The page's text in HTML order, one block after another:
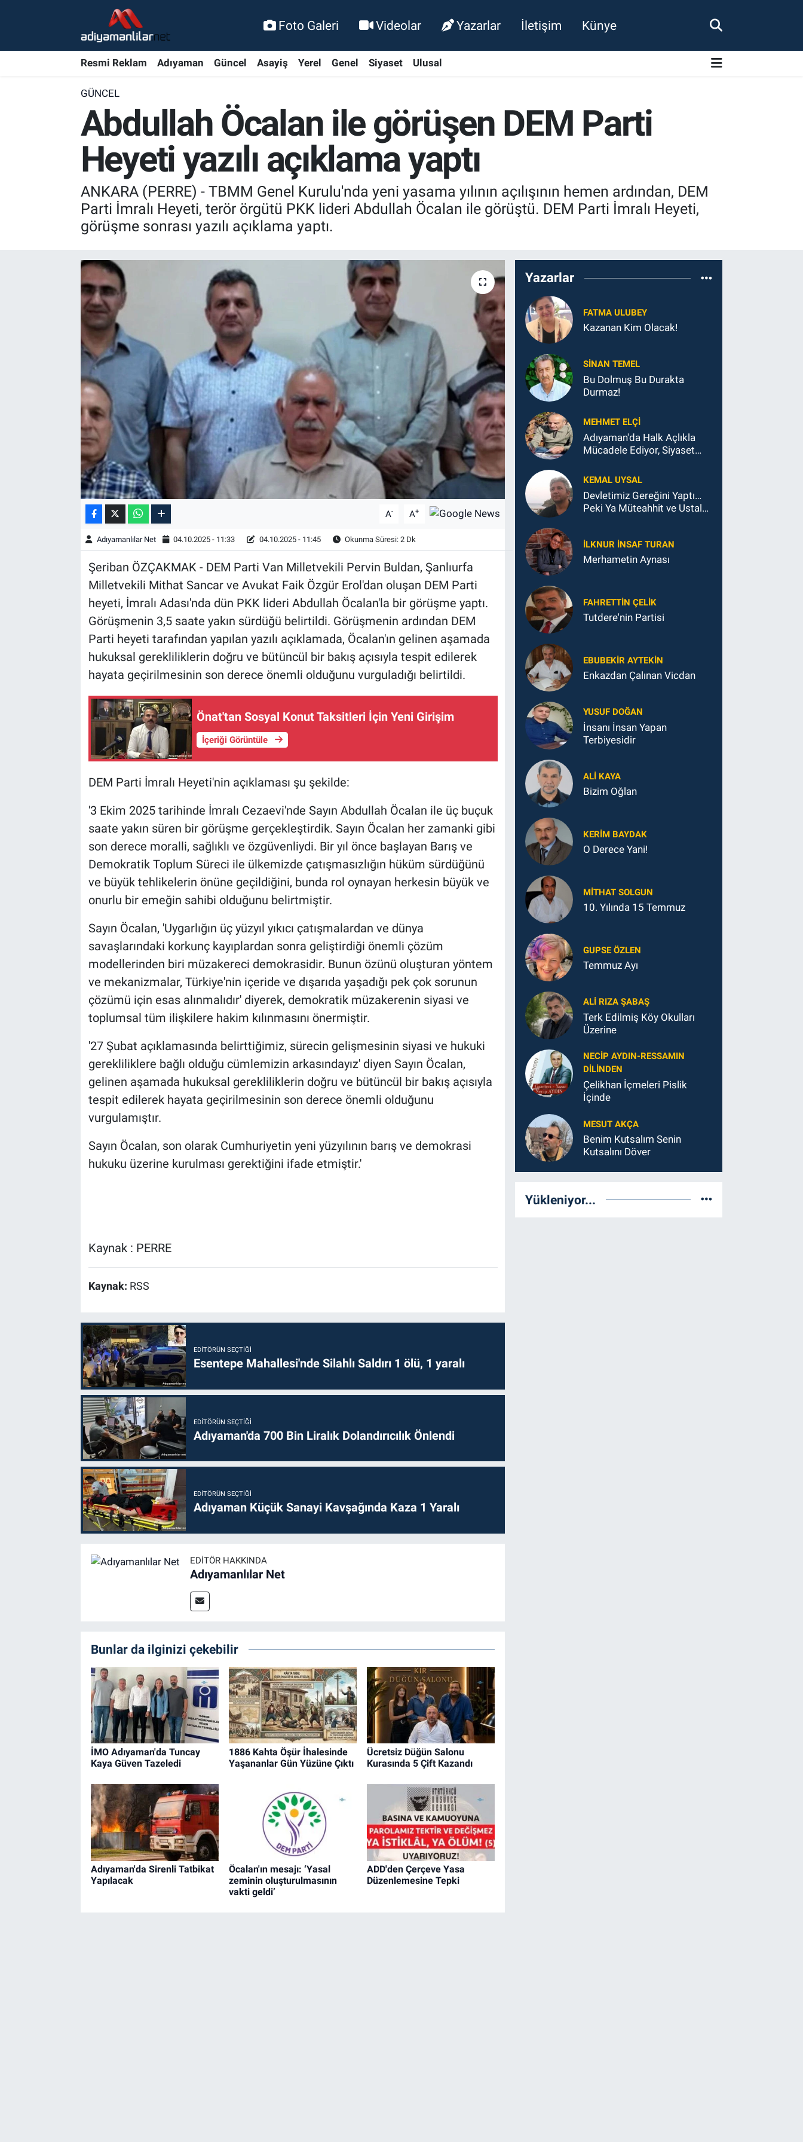
Foto Galeri Videolar Yazarlar İletişim Künye
Resmi Reklam Adıyaman Güncel Asayiş Yerel Genel Siyaset Ulusal
GÜNCEL
Abdullah Öcalan ile görüşen DEM Parti
Heyeti yazılı açıklama yaptı
ANKARA (PERRE) - TBMM Genel Kurulu'nda yeni yasama yılının açılışının hemen ardından, DEM
Parti İmralı Heyeti, terör örgütü PKK lideri Abdullah Öcalan ile görüştü. DEM Parti İmralı Heyeti,
görüşme sonrası yazılı açıklama yaptı.
A- A+
Adıyamanlılar Net 04.10.2025 - 11:33 04.10.2025 - 11:45 Okunma Süresi: 2 Dk
Şeriban ÖZÇAKMAK - DEM Parti Van Milletvekili Pervin Buldan, Şanlıurfa
Milletvekili Mithat Sancar ve Avukat Faik Özgür Erol'dan oluşan DEM Parti
heyeti, İmralı Adası'nda dün PKK lideri Abdullah Öcalan'la bir görüşme yaptı.
Görüşmenin 3,5 saate yakın sürdüğü belirtildi. Görüşmenin ardından DEM
Parti heyeti tarafından yapılan yazılı açıklamada, Öcalan'ın gelinen aşamada
hukuksal gerekliliklerin doğru ve bütüncül bir bakış açısıyla tespit edilerek
hayata geçirilmesinin son derece önemli olduğunu vurguladığı belirtildi.
Önat'tan Sosyal Konut Taksitleri İçin Yeni Girişim
İçeriği Görüntüle
DEM Parti İmralı Heyeti'nin açıklaması şu şekilde:
'3 Ekim 2025 tarihinde İmralı Cezaevi'nde Sayın Abdullah Öcalan ile üç buçuk
saate yakın süren bir görüşme gerçekleştirdik. Sayın Öcalan her zamanki gibi
son derece moralli, sağlıklı ve özgüvenliydi. Bir yıl önce başlayan Barış ve
Demokratik Toplum Süreci ile ülkemizde çatışmasızlığın hüküm sürdüğünü
ve büyük tehlikelerin önüne geçildiğini, bunda rol oynayan herkesin büyük ve
onurlu bir emeğin sahibi olduğunu belirtmiştir.
Sayın Öcalan, 'Uygarlığın üç yüzyıl yıkıcı çatışmalardan ve dünya
savaşlarındaki korkunç kayıplardan sonra geliştirdiği önemli çözüm
modellerinden biri müzakereci demokrasidir. Bunun özünü oluşturan yöntem
ve mekanizmalar, Türkiye'nin içeride ve dışarıda yaşadığı pek çok sorunun
çözümü için esas alınmalıdır' diyerek, demokratik müzakerenin siyasi ve
toplumsal tüm ilişkilere hakim kılınmasını önermiştir.
'27 Şubat açıklamasında belirttiğimiz, sürecin gelişmesinin siyasi ve hukuki
gerekliliklere bağlı olduğu cümlemizin arkasındayız' diyen Sayın Öcalan,
gelinen aşamada hukuksal gerekliliklerin doğru ve bütüncül bir bakış açısıyla
tespit edilerek hayata geçirilmesinin son derece önemli olduğunu
vurgulamıştır.
Sayın Öcalan, son olarak Cumhuriyetin yeni yüzyılının barış ve demokrasi
hukuku üzerine kurulması gerektiğini ifade etmiştir.'
Kaynak : PERRE
Kaynak: RSS
EDITÖRÜN SEÇTIĞI
Esentepe Mahallesi'nde Silahlı Saldırı 1 ölü, 1 yaralı
EDITÖRÜN SEÇTIĞI
Adıyaman'da 700 Bin Liralık Dolandırıcılık Önlendi
EDITÖRÜN SEÇTIĞI
Adıyaman Küçük Sanayi Kavşağında Kaza 1 Yaralı
EDITÖR HAKKINDA
Adıyamanlılar Net
Bunlar da ilginizi çekebilir
İMO Adıyaman'da Tuncay
Kaya Güven Tazeledi
1886 Kahta Öşür İhalesinde
Yaşananlar Gün Yüzüne Çıktı
Ücretsiz Düğün Salonu
Kurasında 5 Çift Kazandı
Adıyaman'da Sirenli Tatbikat
Yapılacak
Öcalan'ın mesajı: ‘Yasal
zeminin oluşturulmasının
vakti geldi’
ADD'den Çerçeve Yasa
Düzenlemesine Tepki
Yazarlar
FATMA ULUBEY
Kazanan Kim Olacak!
SINAN TEMEL
Bu Dolmuş Bu Durakta
Durmaz!
MEHMET ELÇI
Adıyaman'da Halk Açlıkla
Mücadele Ediyor, Siyaset
KEMAL UYSAL
Devletimiz Gereğini Yaptı…
Peki Ya Müteahhit ve Ustalar
İLKNUR İNSAF TURAN
Merhametin Aynası
FAHRETTIN ÇELİK
Tutdere'nin Partisi
EBUBEKIR AYTEKIN
Enkazdan Çalınan Vicdan
YUSUF DOĞAN
İnsanı İnsan Yapan
Terbiyesidir
ALI KAYA
Bizim Oğlan
KERIM BAYDAK
O Derece Yani!
MITHAT SOLGUN
10. Yılında 15 Temmuz
GUPSE ÖZLEN
Temmuz Ayı
ALI RIZA ŞABAŞ
Terk Edilmiş Köy Okulları
Üzerine
NECIP AYDIN-RESSAMIN
DILINDEN
Çelikhan İçmeleri Pislik
İçinde
MESUT AKÇA
Benim Kutsalım Senin
Kutsalını Döver
Yükleniyor...
Bölge Haberleri
Özel Haber
Kültür Sanat
BİLİM VE TEKNOLOJİ
Şambayat Haber
Nöbetçi Eczaneler
Adiyaman Namaz Vakitleri
Trafik Durumu
Süper Lig Puan Durumu ve Fikstür
Tüm Manşetler
Son Dakika Haberleri
Haber Arşivi